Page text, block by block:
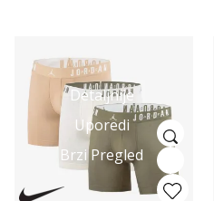
Detaljnije
Uporedi
Brzi Pregled